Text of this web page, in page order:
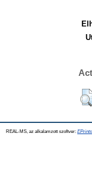
REAL-MS, az alkalamzott szoftver: